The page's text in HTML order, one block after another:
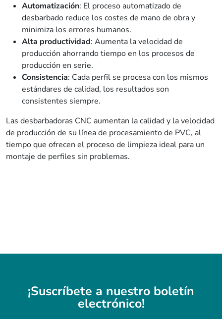
Automatización: El proceso automatizado de
desbarbado reduce los costes de mano de obra y
minimiza los errores humanos.
Alta productividad: Aumenta la velocidad de
producción ahorrando tiempo en los procesos de
producción en serie.
Consistencia: Cada perfil se procesa con los mismos
estándares de calidad, los resultados son
consistentes siempre.
Las desbarbadoras CNC aumentan la calidad y la velocidad
de producción de su línea de procesamiento de PVC, al
tiempo que ofrecen el proceso de limpieza ideal para un
montaje de perfiles sin problemas.
¡Suscríbete a nuestro boletín
electrónico!